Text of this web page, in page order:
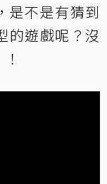
是不是有猜到
的遊戲呢？沒